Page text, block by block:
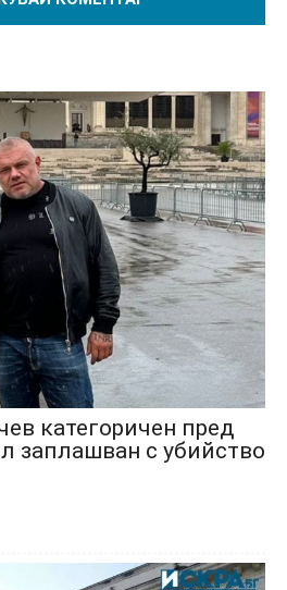
категоричен пред
заплашван с убийство